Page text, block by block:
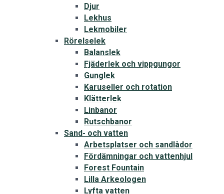
Djur
Lekhus
Lekmobiler
Rörelselek
Balanslek
Fjäderlek och vippgungor
Gunglek
Karuseller och rotation
Klätterlek
Linbanor
Rutschbanor
Sand- och vatten
Arbetsplatser och sandlådor
Fördämningar och vattenhjul
Forest Fountain
Lilla Arkeologen
Lyfta vatten